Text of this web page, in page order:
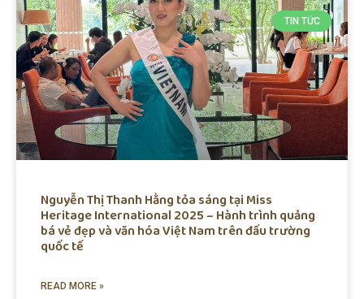
TIN TỨC
Nguyễn Thị Thanh Hằng tỏa sáng tại Miss
Heritage International 2025 – Hành trình quảng
bá vẻ đẹp và văn hóa Việt Nam trên đấu trường
quốc tế
READ MORE »